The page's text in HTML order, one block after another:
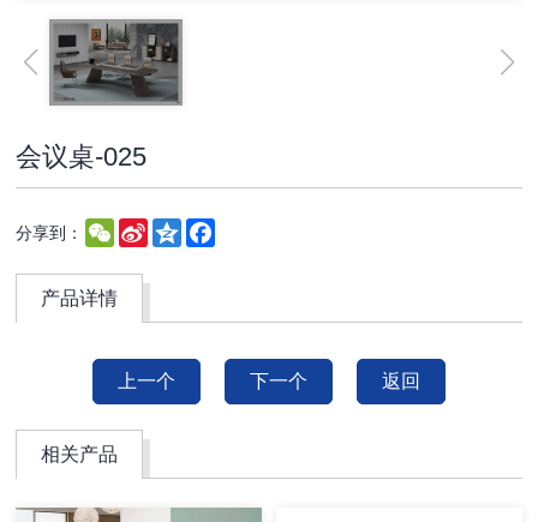
会议桌-025
分享到： WeChat
Sina
Weibo
Qzone
产品详情
上一个 下一个 返回
相关产品